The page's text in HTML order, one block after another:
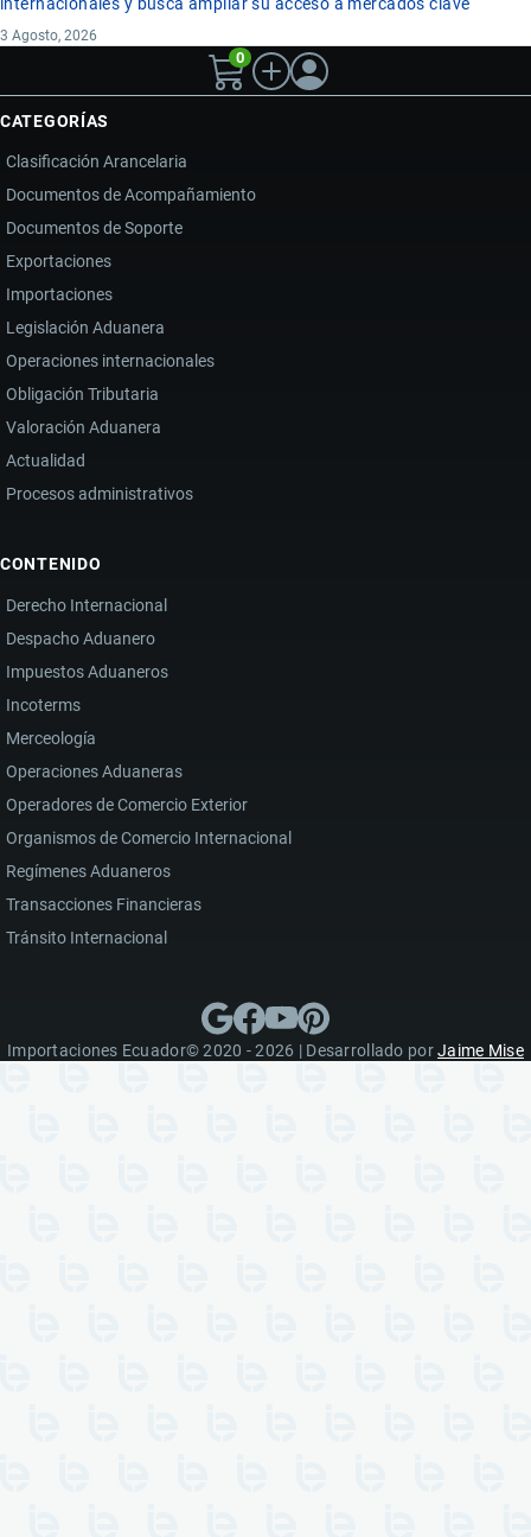
3 Agosto, 2026
0
CATEGORÍAS
Clasificación Arancelaria
Documentos de Acompañamiento
Documentos de Soporte
Exportaciones
Importaciones
Legislación Aduanera
Operaciones internacionales
Obligación Tributaria
Valoración Aduanera
Actualidad
Procesos administrativos
CONTENIDO
Derecho Internacional
Despacho Aduanero
Impuestos Aduaneros
Incoterms
Merceología
Operaciones Aduaneras
Operadores de Comercio Exterior
Organismos de Comercio Internacional
Regímenes Aduaneros
Transacciones Financieras
Tránsito Internacional
Importaciones Ecuador© 2020 - 2026 | Desarrollado porJaime Mise